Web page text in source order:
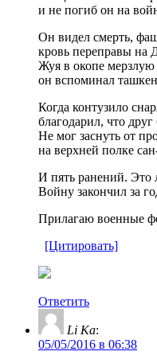
и не погиб он на
Он видел смерть,
кровь переправы на
Жуя в окопе мерзлую
он вспоминал
Когда контузило
благодарил, что
Не мог заснуть от
на верхней полке
И пять ранений. Это
Войну закончил за
Прилагаю военные
[Цитировать]
Ответить
Li Ka:
05/05/2016 в 06:38